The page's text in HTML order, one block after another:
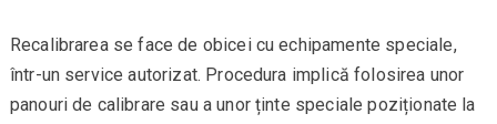
Recalibrarea se face de obicei cu echipamente speciale,
într-un service autorizat. Procedura implică folosirea unor
panouri de calibrare sau a unor ținte speciale poziționate la